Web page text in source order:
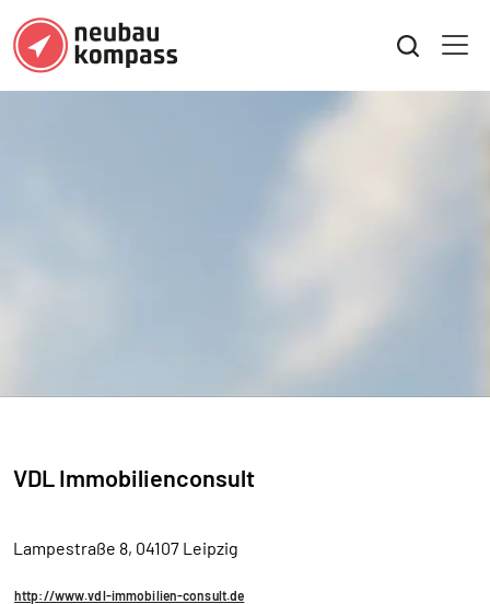
VDL Immobilienconsult
Lampestraße 8, 04107 Leipzig
http://www.vdl-immobilien-consult.de